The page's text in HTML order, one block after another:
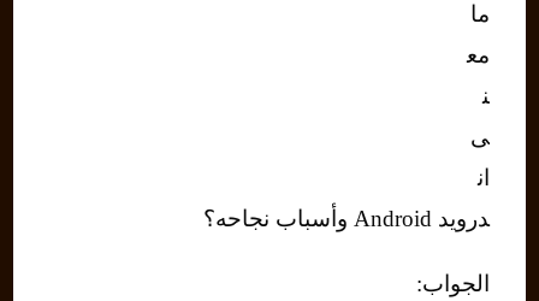
ما
مع
ن
ى
ان
درويد Android وأسباب نجاحه؟
الجواب: